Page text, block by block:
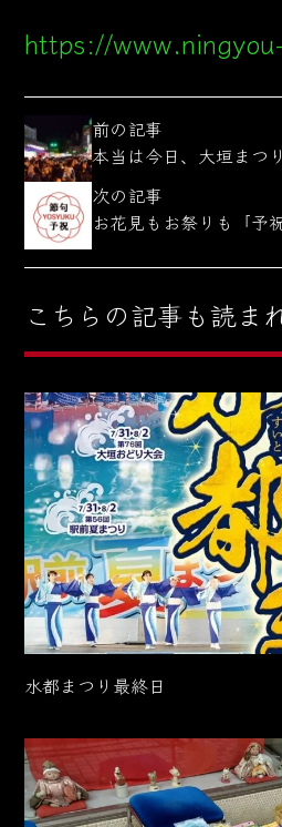
https://
前の記事
本当は今日、大垣まつり
次の記事
お花見もお祭りも「予祝
こちらの記事も読ま
水都まつり最終日